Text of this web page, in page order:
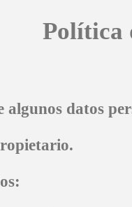
Política
datos